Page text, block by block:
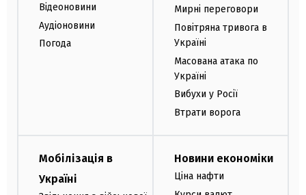
Відеоновини
Аудіоновини
Погода
Мирні переговори
Повітряна тривога в
Україні
Масована атака по
Україні
Вибухи у Росії
Втрати ворога
Мобілізація в
Україні
Новини економіки
Ціна нафти